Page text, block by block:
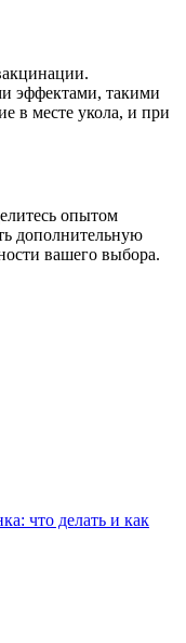
эффектами, такими
в месте укола, и при
опытом
дополнительную
вашего выбора.
что делать и как